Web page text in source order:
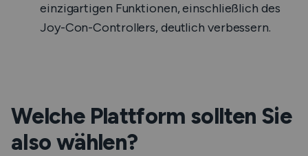
einzigartigen Funktionen, einschließlich des
Joy-Con-Controllers, deutlich verbessern.
Welche Plattform sollten Sie
also wählen?